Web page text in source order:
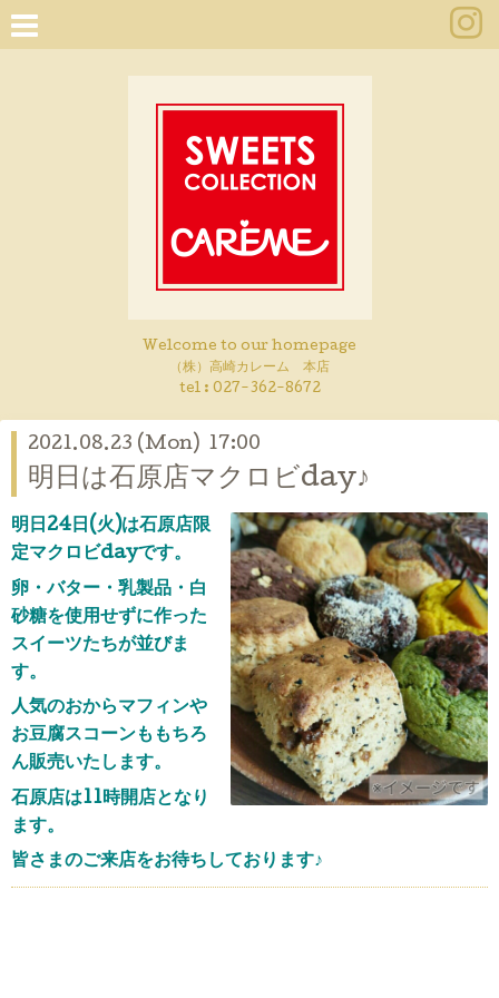
Welcome to our homepage
（株）高崎カレーム 本店
tel : 027-362-8672
2021.08.23 (Mon) 17:00
明日は石原店マクロビday♪
明日24日(火)は石原店限
定マクロビdayです。
卵・バター・乳製品・白
砂糖を使用せずに作った
スイーツたちが並びま
す。
人気のおからマフィンや
お豆腐スコーンももちろ
ん販売いたします。
石原店は11時開店となり
ます。
皆さまのご来店をお待ちしております♪